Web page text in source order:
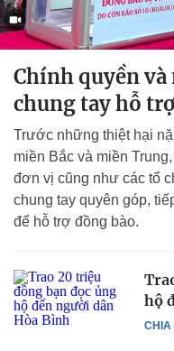
Chính quyền và
chung tay hỗ
Trước những thiệt hại
miền Bắc và miền
đơn vị cũng như các tổ
chung tay quyên góp,
để hỗ trợ đồng bào.
CHIA
hộ